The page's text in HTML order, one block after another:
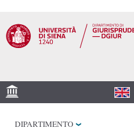
contenuto
principale
DIPARTIMENTO